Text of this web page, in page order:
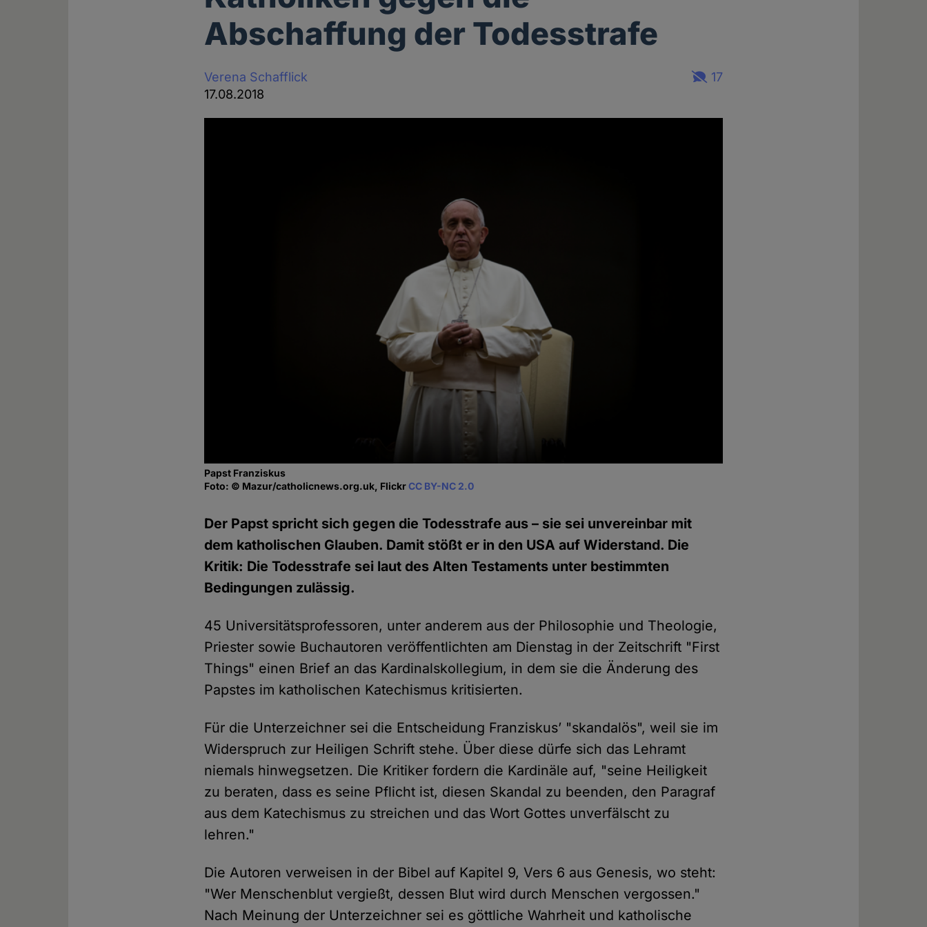
Abschaffung der Todesstrafe
Verena Schafflick
17.08.2018
17
Papst Franziskus
Foto: © Mazur/catholicnews.org.uk, FlickrCC BY-NC 2.0
Der Papst spricht sich gegen die Todesstrafe aus – sie sei unvereinbar mit
dem katholischen Glauben. Damit stößt er in den USA auf Widerstand. Die
Kritik: Die Todesstrafe sei laut des Alten Testaments unter bestimmten
Bedingungen zulässig.
45 Universitätsprofessoren, unter anderem aus der Philosophie und Theologie,
Priester sowie Buchautoren veröffentlichten am Dienstag in der Zeitschrift "First
Things" einen Brief an das Kardinalskollegium, in dem sie die Änderung des
Papstes im katholischen Katechismus kritisierten.
Für die Unterzeichner sei die Entscheidung Franziskus’ "skandalös", weil sie im
Widerspruch zur Heiligen Schrift stehe. Über diese dürfe sich das Lehramt
niemals hinwegsetzen. Die Kritiker fordern die Kardinäle auf, "seine Heiligkeit
zu beraten, dass es seine Pflicht ist, diesen Skandal zu beenden, den Paragraf
aus dem Katechismus zu streichen und das Wort Gottes unverfälscht zu
lehren."
Die Autoren verweisen in der Bibel auf Kapitel 9, Vers 6 aus Genesis, wo steht:
"Wer Menschenblut vergießt, dessen Blut wird durch Menschen vergossen."
Nach Meinung der Unterzeichner sei es göttliche Wahrheit und katholische